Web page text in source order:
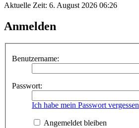
Aktuelle Zeit: 6. August 2026 06:26
Anmelden
Benutzername:
Passwort:
Ich habe mein Passwort vergessen
Angemeldet bleiben